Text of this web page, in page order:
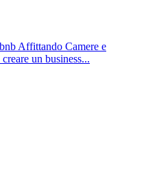
Affittando Camere e
un business...